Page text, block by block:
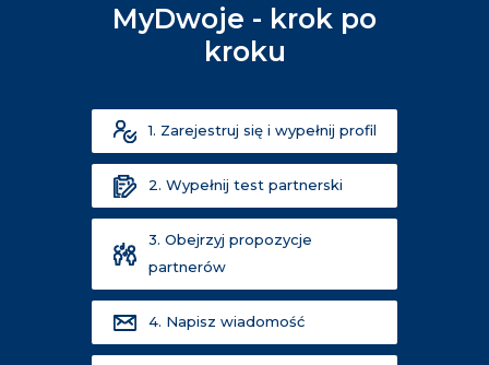
MyDwoje - krok po
kroku
1. Zarejestruj się i wypełnij profil
2. Wypełnij test partnerski
3. Obejrzyj propozycje
partnerów
4. Napisz wiadomość